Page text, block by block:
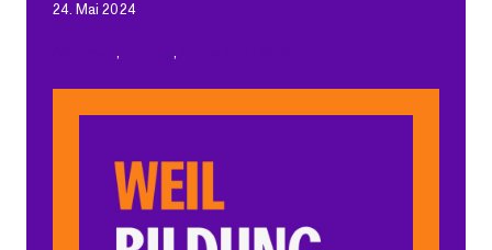
24. Mai 2024
Allgemein, ,